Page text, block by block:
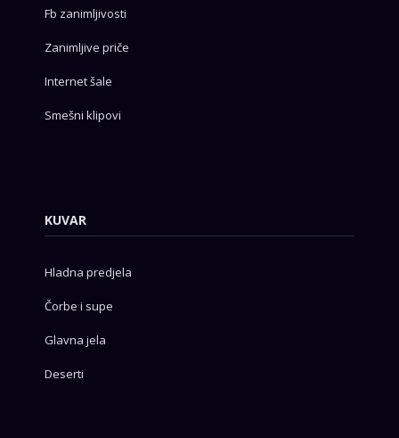
Fb zanimljivosti
Zanimljive priče
Internet šale
Smešni klipovi
KUVAR
Hladna predjela
Čorbe i supe
Glavna jela
Deserti